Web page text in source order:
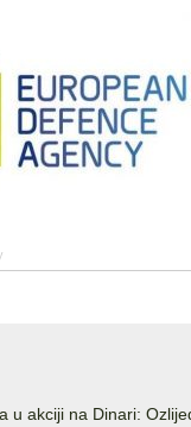
u akciji na Dinari: